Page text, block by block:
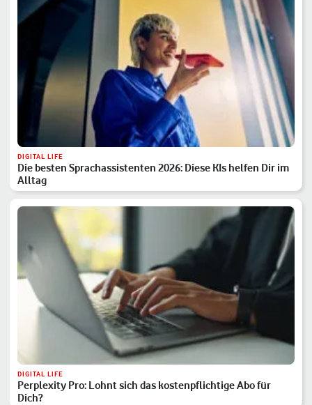
DIGITAL LIFE
Die besten Sprachassistenten 2026: Diese KIs helfen Dir im
Alltag
DIGITAL LIFE
Perplexity Pro: Lohnt sich das kostenpflichtige Abo für
Dich?